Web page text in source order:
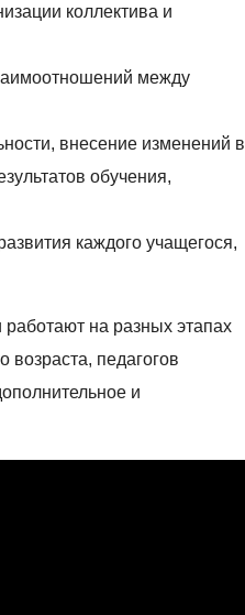
коллектива и
между
внесение изменений в
обучения,
каждого учащегося,
на разных этапах
возраста, педагогов
и